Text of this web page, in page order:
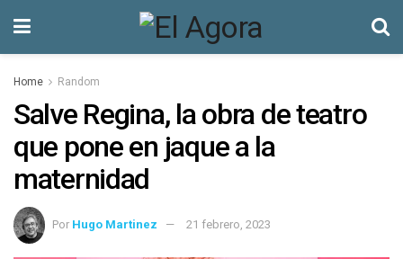
Home Random
Salve Regina, la obra de teatro
que pone en jaque a la
maternidad
Por Hugo Martinez 21 febrero, 2023